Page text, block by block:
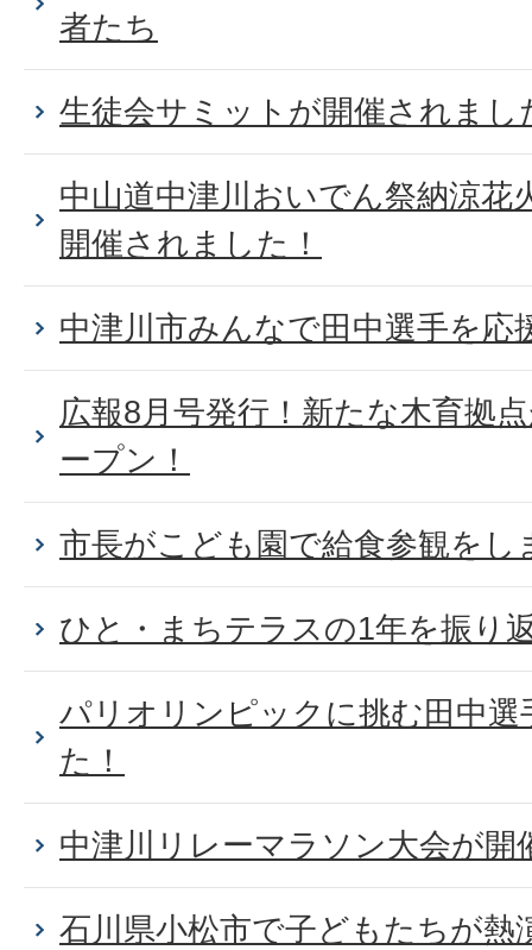
者たち
生徒会サミットが開催されまし
中山道中津川おいでん祭納涼花
開催されました！
中津川市みんなで田中選手を応
広報8月号発行！新たな木育拠
ープン！
市長がこども園で給食参観をし
ひと・まちテラスの1年を振り
パリオリンピックに挑む田中
た！
中津川リレーマラソン大会が開
石川県小松市で子どもたちが熱